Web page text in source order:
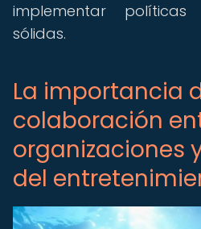
implementar
sólidas.
La importancia
colaboración
organizaciones
del